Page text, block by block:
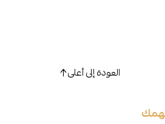
العودة إلى أعلى